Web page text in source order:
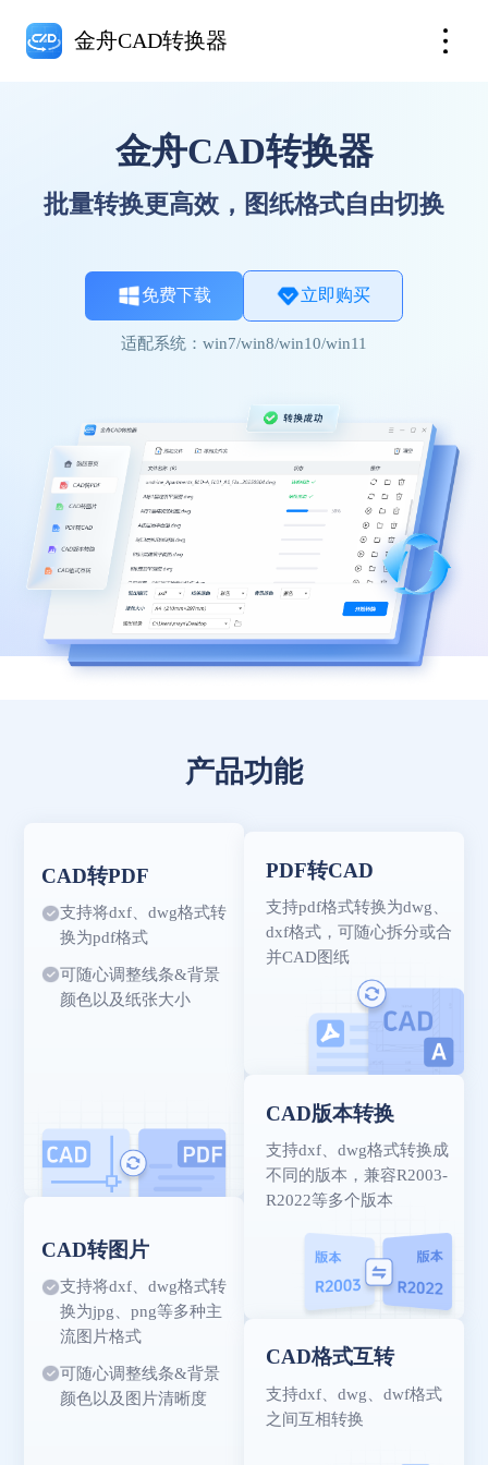
金舟CAD转换器
金舟CAD转换器
批量转换更高效，图纸格式自由切换
免费下载 立即购买
适配系统：win7/win8/win10/win11
产品功能
CAD转PDF
支持将dxf、dwg格式转
换为pdf格式
可随心调整线条&背景
颜色以及纸张大小
CAD转图片
支持将dxf、dwg格式转
换为jpg、png等多种主
流图片格式
可随心调整线条&背景
颜色以及图片清晰度
PDF转CAD
支持pdf格式转换为dwg、
dxf格式，可随心拆分或合
并CAD图纸
CAD版本转换
支持dxf、dwg格式转换成
不同的版本，兼容R2003-
R2022等多个版本
CAD格式互转
支持dxf、dwg、dwf格式
之间互相转换